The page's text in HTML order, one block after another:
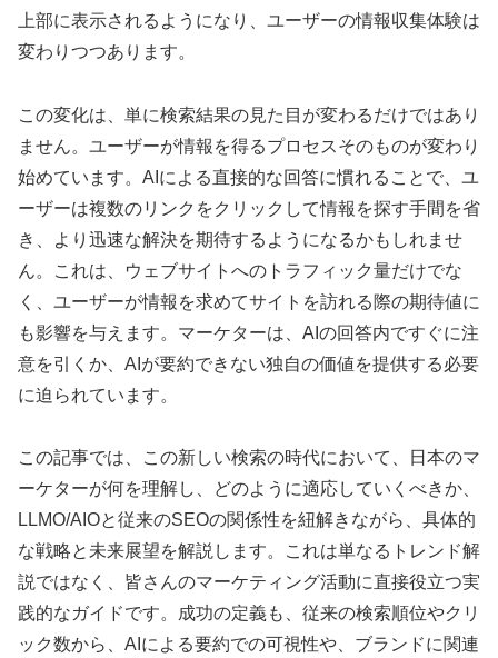
上部に表示されるようになり、ユーザーの情報収集体験は
変わりつつあります。
この変化は、単に検索結果の見た目が変わるだけではあり
ません。ユーザーが情報を得るプロセスそのものが変わり
始めています。AIによる直接的な回答に慣れることで、ユ
ーザーは複数のリンクをクリックして情報を探す手間を省
き、より迅速な解決を期待するようになるかもしれませ
ん。これは、ウェブサイトへのトラフィック量だけでな
く、ユーザーが情報を求めてサイトを訪れる際の期待値に
も影響を与えます。マーケターは、AIの回答内ですぐに注
意を引くか、AIが要約できない独自の価値を提供する必要
に迫られています。
この記事では、この新しい検索の時代において、日本のマ
ーケターが何を理解し、どのように適応していくべきか、
LLMO/AIOと従来のSEOの関係性を紐解きながら、具体的
な戦略と未来展望を解説します。これは単なるトレンド解
説ではなく、皆さんのマーケティング活動に直接役立つ実
践的なガイドです。成功の定義も、従来の検索順位やクリ
ック数から、AIによる要約での可視性や、ブランドに関連